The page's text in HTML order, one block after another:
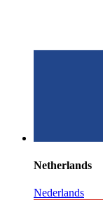
Netherlands
Nederlands